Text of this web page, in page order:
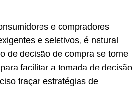
e compradores
e seletivos, é natural
de decisão de compra se torne
facilitar a tomada de decisão
traçar estratégias de